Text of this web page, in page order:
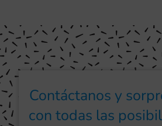
Contáctanos y
con todas las